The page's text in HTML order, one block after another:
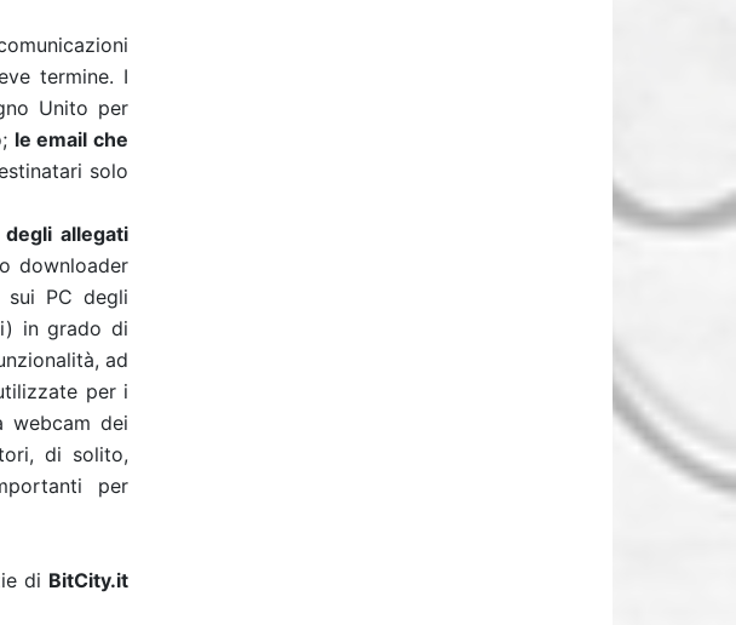
termine. I
Unito per
le email che
solo
degli allegati
downloader
sui PC degli
in grado di
ad
per i
webcam dei
di solito,
per
di BitCity.it